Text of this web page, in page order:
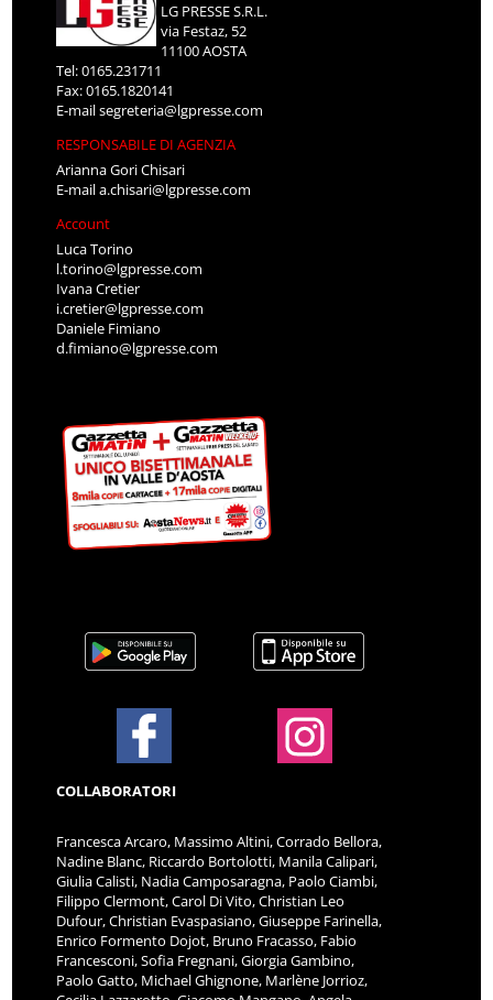
LG PRESSE S.R.L.
via Festaz, 52
11100 AOSTA
Tel: 0165.231711
Fax: 0165.1820141
E-mailsegreteria@lgpresse.com
RESPONSABILE DI AGENZIA
Arianna Gori Chisari
E-maila.chisari@lgpresse.com
Account
Luca Torino
l.torino@lgpresse.com
Ivana Cretier
i.cretier@lgpresse.com
Daniele Fimiano
d.fimiano@lgpresse.com
COLLABORATORI
Francesca Arcaro, Massimo Altini, Corrado Bellora,
Nadine Blanc, Riccardo Bortolotti, Manila Calipari,
Giulia Calisti, Nadia Camposaragna, Paolo Ciambi,
Filippo Clermont, Carol Di Vito, Christian Leo
Dufour, Christian Evaspasiano, Giuseppe Farinella,
Enrico Formento Dojot, Bruno Fracasso, Fabio
Francesconi, Sofia Fregnani, Giorgia Gambino,
Paolo Gatto, Michael Ghignone, Marlène Jorrioz,